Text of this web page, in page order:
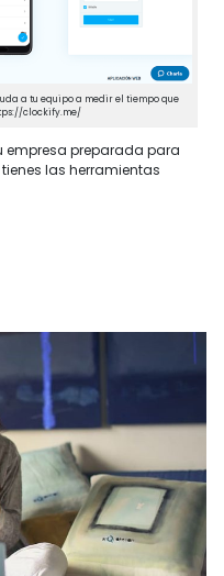
a tu equipo a medir el tiempo que
clockify.me/
empresa preparada para
las herramientas